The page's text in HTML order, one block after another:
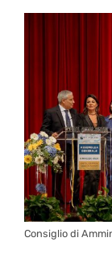
Consiglio di